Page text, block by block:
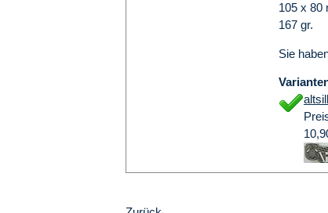
105 x 80
167 gr.
Sie